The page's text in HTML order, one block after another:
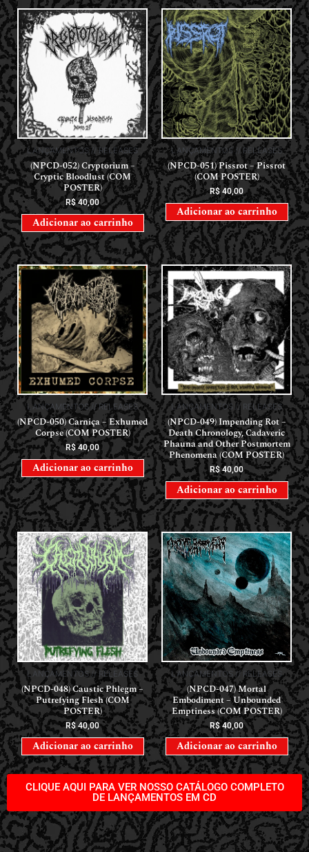
LANÇAMENTOS // RELEASES
(NPCD-052) Cryptorium –
Cryptic Bloodlust (COM
POSTER)
R$40,00
Adicionar ao carrinho
LANÇAMENTOS // RELEASES
(NPCD-051) Pissrot – Pissrot
(COM POSTER)
R$40,00
Adicionar ao carrinho
LANÇAMENTOS // RELEASES
(NPCD-050) Carniça – Exhumed
Corpse (COM POSTER)
R$40,00
Adicionar ao carrinho
LANÇAMENTOS // RELEASES
(NPCD-049) Impending Rot –
Death Chronology, Cadaveric
Phauna and Other Postmortem
Phenomena (COM POSTER)
R$40,00
Adicionar ao carrinho
LANÇAMENTOS // RELEASES
(NPCD-048) Caustic Phlegm –
Putrefying Flesh (COM
POSTER)
R$ 40,00
Adicionar ao carrinho
LANÇAMENTOS // RELEASES
(NPCD-047) Mortal
Embodiment – Unbounded
Emptiness (COM POSTER)
R$40,00
Adicionar ao carrinho
CLIQUE AQUI PARA VER NOSSO CATÁLOGO COMPLETO
DE LANÇAMENTOS EM CD